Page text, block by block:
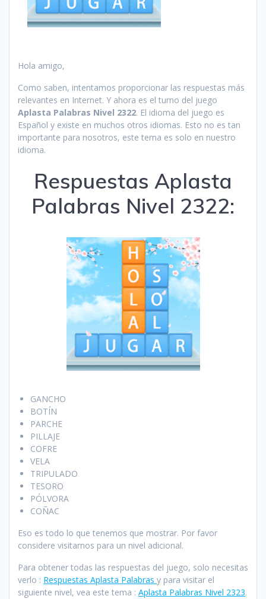
Hola amigo,
Como saben, intentamos proporcionar las respuestas más
relevantes en Internet. Y ahora es el turno del juego
Aplasta Palabras Nivel 2322. El idioma del juego es
Español y existe en muchos otros idiomas. Esto no es tan
importante para nosotros, este tema es solo en nuestro
idioma.
Respuestas Aplasta
Palabras Nivel 2322:
GANCHO
BOTÍN
PARCHE
PILLAJE
COFRE
VELA
TRIPULADO
TESORO
PÓLVORA
COÑAC
Eso es todo lo que tenemos que mostrar. Por favor
considere visitarnos para un nivel adicional.
Para obtener todas las respuestas del juego, solo necesitas
verlo : Respuestas Aplasta Palabras y para visitar el
siguiente nivel, vea este tema : Aplasta Palabras Nivel 2323.